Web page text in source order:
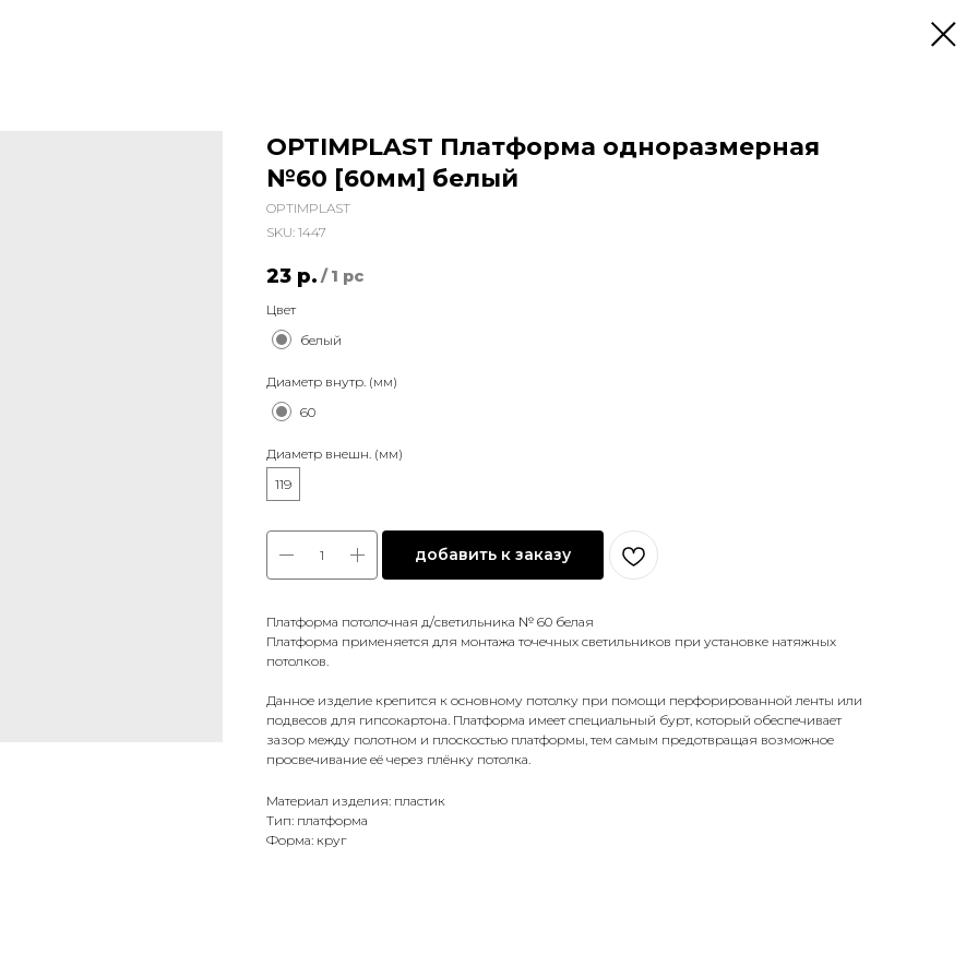
OPTIMPLAST Платформа одноразмерная
№60 [60мм] белый
OPTIMPLAST
SKU: 1447
23 р. / 1 pc
Цвет
белый
Диаметр внутр. (мм)
60
Диаметр внешн. (мм)
119
добавить к заказу
Платформа потолочная д/светильника № 60 белая
Платформа применяется для монтажа точечных светильников при установке натяжных
потолков.
Данное изделие крепится к основному потолку при помощи перфорированной ленты или
подвесов для гипсокартона. Платформа имеет специальный бурт, который обеспечивает
зазор между полотном и плоскостью платформы, тем самым предотвращая возможное
просвечивание её через плёнку потолка.
Материал изделия: пластик
Тип: платформа
Форма: круг